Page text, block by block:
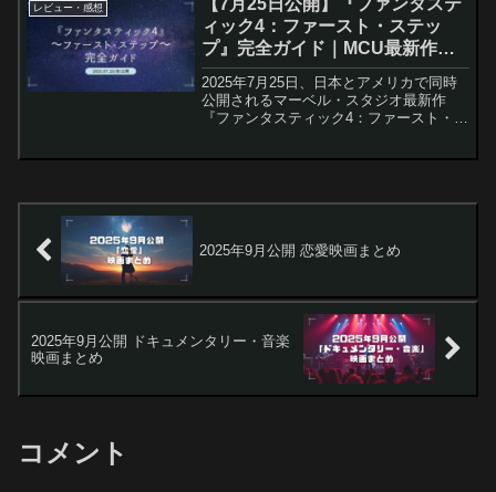
活用ください。純烈ドキ...
レビュー・感想
【7月25日公開】『ファンタステ
ィック4：ファースト・ステッ
プ』完全ガイド｜MCU最新作の
見どころを徹底解説！
2025年7月25日、日本とアメリカで同時
公開されるマーベル・スタジオ最新作
『ファンタスティック4：ファースト・ス
2025年9月公開 恋愛映画まとめ
2025年9月公開 ドキュメンタリー・音楽
映画まとめ
コメント